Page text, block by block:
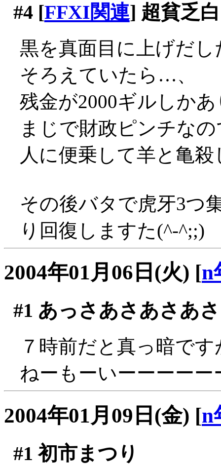
#4[FFXI関連] 超貧乏
黒を真面目に上げだ
そろえていたら…、
残金が2000ギルしか
まじで財政ピンチな
人に便乗して羊と亀
その後バタで虎牙3つ
り回復しますた(^-^;;)
2004年01月06日(火) [n
#1 あっさあさあさあ
７時前だと真っ暗で
ねーもーいーーーーー
2004年01月09日(金) [n
#1 初市まつり